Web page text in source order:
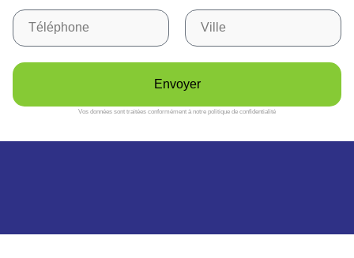
Téléphone Ville
Envoyer
Vos données sont traitées conformément à notre politique de confidentialité